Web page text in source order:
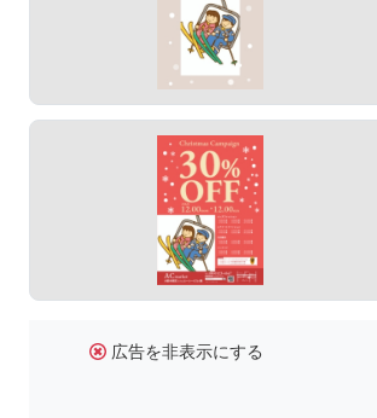
広告を非表示にする